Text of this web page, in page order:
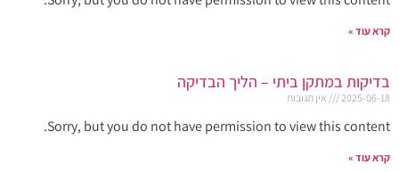
קרא עוד »
בדיקות במתקן ביתי – הליך הבדיקה
2025-06-18 אין תגובות
Sorry, but you do not have permission to view this content.
קרא עוד »